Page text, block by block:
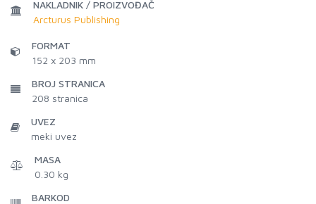
NAKLADNIK / PROIZVOĐAČ
Arcturus Publishing
FORMAT
152 x 203 mm
BROJ STRANICA
208 stranica
UVEZ
meki uvez
MASA
0.30 kg
BARKOD